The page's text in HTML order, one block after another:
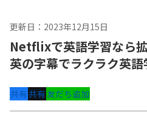
更新日：2023年12月15日
Netflixで英語学習なら
英の字幕でラクラク英語
共有共有友だち追加